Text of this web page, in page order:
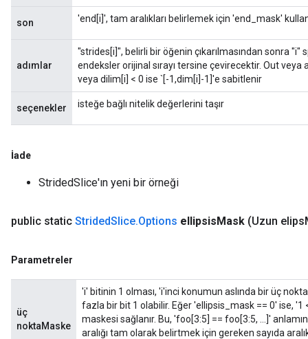
son 'end[i]', tam aralıkları belirlemek için 'end_mask'
adımlar
"strides[i]", belirli bir öğenin çıkarılmasından sonra
endeksler orijinal sırayı tersine çevirecektir. Out
veya dilim[i] < 0 ise `[-1,dim[i]-1]'e sabitlenir
seçenekler isteğe bağlı nitelik değerlerini taşır
İade
StridedSlice'ın yeni bir örneği
public static StridedSlice.Options ellipsisMask (Uzun elips
Parametreler
üç
noktaMaske
'i' bitinin 1 olması, 'i'inci konumun aslında bir üç
fazla bir bit 1 olabilir. Eğer 'ellipsis_mask == 0' ise,
maskesi sağlanır. Bu, 'foo[3:5] == foo[3:5, ...]'
aralığı tam olarak belirtmek için gereken sayıda